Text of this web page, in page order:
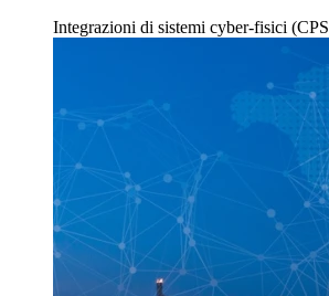
Integrazioni di sistemi cyber-fisici (CPS